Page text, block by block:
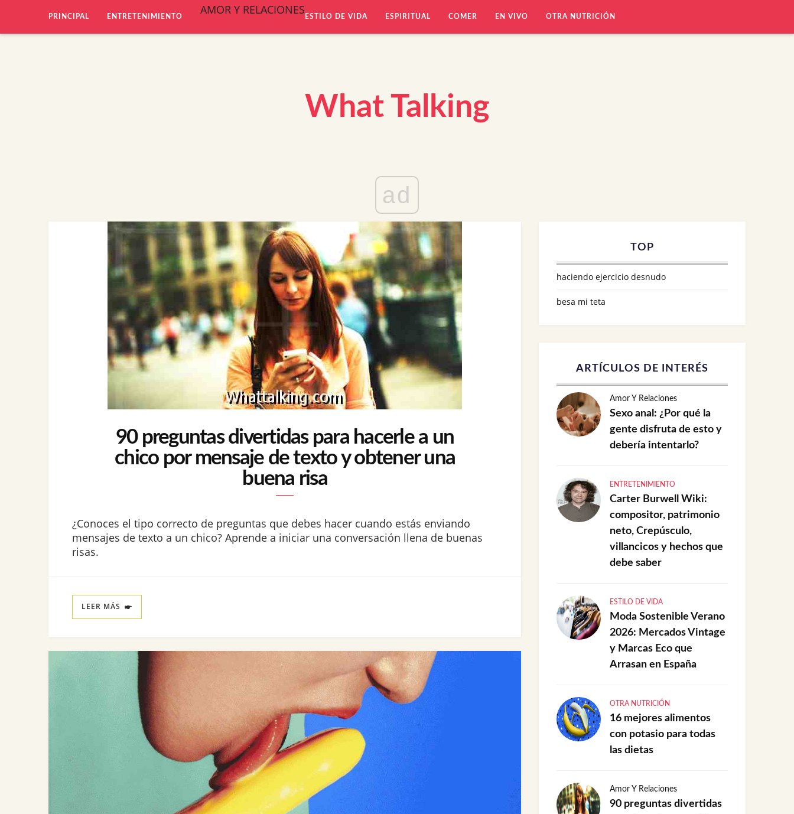
PRINCIPAL ENTRETENIMIENTO AMOR Y RELACIONES ESTILO DE VIDA ESPIRITUAL COMER EN VIVO OTRA NUTRICIÓN
What Talking
ad
90 preguntas divertidas para hacerle a un
chico por mensaje de texto y obtener una
buena risa
¿Conoces el tipo correcto de preguntas que debes hacer cuando estás enviando
mensajes de texto a un chico? Aprende a iniciar una conversación llena de buenas
risas.
LEER MÁS
TOP
haciendo ejercicio desnudo
besa mi teta
ARTÍCULOS DE INTERÉS
Amor Y Relaciones
Sexo anal: ¿Por qué la
gente disfruta de esto y
debería intentarlo?
ENTRETENIMIENTO
Carter Burwell Wiki:
compositor, patrimonio
neto, Crepúsculo,
villancicos y hechos que
debe saber
ESTILO DE VIDA
Moda Sostenible Verano
2026: Mercados Vintage
y Marcas Eco que
Arrasan en España
OTRA NUTRICIÓN
16 mejores alimentos
con potasio para todas
las dietas
Amor Y Relaciones
90 preguntas divertidas